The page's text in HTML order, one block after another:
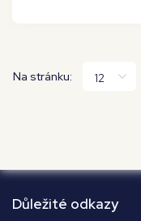
Na stránku:
Důležité odkazy